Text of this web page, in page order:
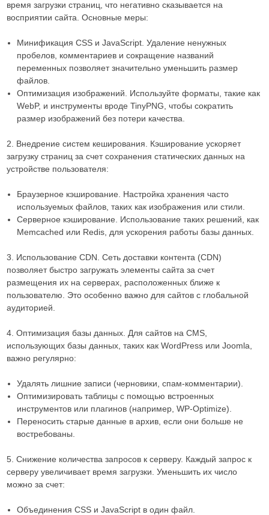
время загрузки страниц, что негативно сказывается на
восприятии сайта. Основные меры:
Минификация CSS и JavaScript. Удаление ненужных
пробелов, комментариев и сокращение названий
переменных позволяет значительно уменьшить размер
файлов.
Оптимизация изображений. Используйте форматы, такие как
WebP, и инструменты вроде TinyPNG, чтобы сократить
размер изображений без потери качества.
2. Внедрение систем кеширования. Кэширование ускоряет
загрузку страниц за счет сохранения статических данных на
устройстве пользователя:
Браузерное кэширование. Настройка хранения часто
используемых файлов, таких как изображения или стили.
Серверное кэширование. Использование таких решений, как
Memcached или Redis, для ускорения работы базы данных.
3. Использование CDN. Сеть доставки контента (CDN)
позволяет быстро загружать элементы сайта за счет
размещения их на серверах, расположенных ближе к
пользователю. Это особенно важно для сайтов с глобальной
аудиторией.
4. Оптимизация базы данных. Для сайтов на CMS,
использующих базы данных, таких как WordPress или Joomla,
важно регулярно:
Удалять лишние записи (черновики, спам-комментарии).
Оптимизировать таблицы с помощью встроенных
инструментов или плагинов (например, WP-Optimize).
Переносить старые данные в архив, если они больше не
востребованы.
5. Снижение количества запросов к серверу. Каждый запрос к
серверу увеличивает время загрузки. Уменьшить их число
можно за счет:
Объединения CSS и JavaScript в один файл.